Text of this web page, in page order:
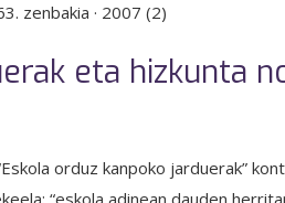
zenbakia · 2007 (2)
eta hizkunta
orduz kanpoko jarduerak”
“eskola adinean dauden